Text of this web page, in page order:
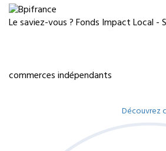
Le saviez-vous ?Fonds Impact Local -
commerces indépendants
Découvrez